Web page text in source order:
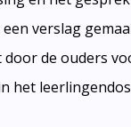
verslag
de ouders
het